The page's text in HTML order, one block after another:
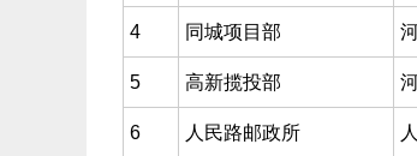
4 同城项目部
5 高新揽投部
6 人民路邮政所